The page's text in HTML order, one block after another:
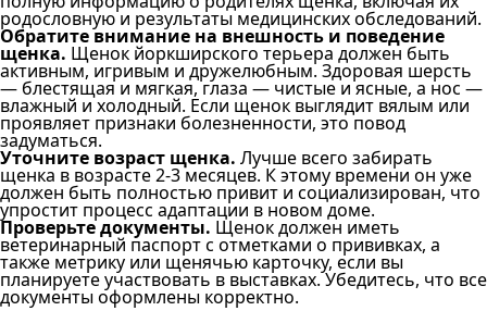
родословную и результаты медицинских обследований.
Обратите внимание на внешность и поведение
щенка. Щенок йоркширского терьера должен быть
активным, игривым и дружелюбным. Здоровая шерсть
— блестящая и мягкая, глаза — чистые и ясные, а нос —
влажный и холодный. Если щенок выглядит вялым или
проявляет признаки болезненности, это повод
задуматься.
Уточните возраст щенка. Лучше всего забирать
щенка в возрасте 2-3 месяцев. К этому времени он уже
должен быть полностью привит и социализирован, что
упростит процесс адаптации в новом доме.
Проверьте документы. Щенок должен иметь
ветеринарный паспорт с отметками о прививках, а
также метрику или щенячью карточку, если вы
планируете участвовать в выставках. Убедитесь, что все
документы оформлены корректно.